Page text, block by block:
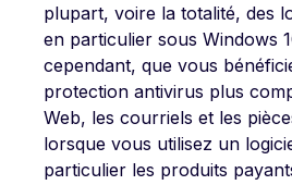
plupart, voire la totalité, des
en particulier sous Windows
cependant, que vous
protection antivirus plus
Web, les courriels et les
lorsque vous utilisez un
particulier les produits